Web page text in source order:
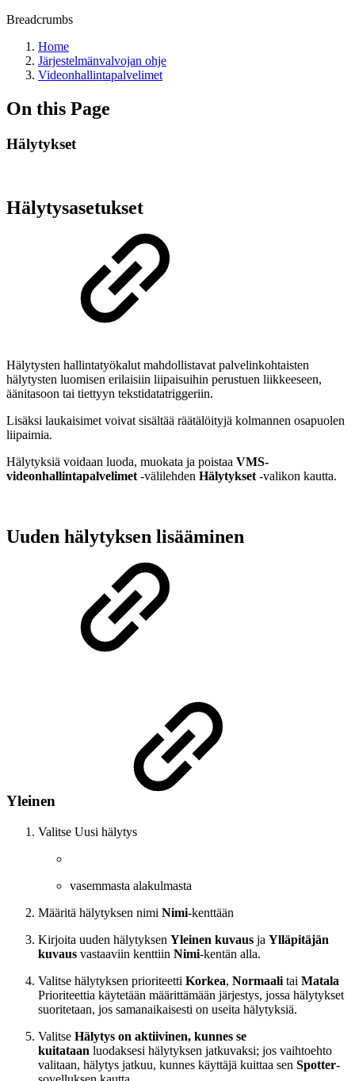
Breadcrumbs
Home
Järjestelmänvalvojan ohje
Videonhallintapalvelimet
On this Page
Hälytykset
Hälytysasetukset
Hälytysten hallintatyökalut mahdollistavat palvelinkohtaisten
hälytysten luomisen erilaisiin liipaisuihin perustuen liikkeeseen,
äänitasoon tai tiettyyn tekstidatatriggeriin.
Lisäksi laukaisimet voivat sisältää räätälöityjä kolmannen osapuolen
liipaimia.
Hälytyksiä voidaan luoda, muokata ja poistaa VMS-
videonhallintapalvelimet -välilehden Hälytykset -valikon kautta.
Uuden hälytyksen lisääminen
Yleinen
Valitse Uusi hälytys
vasemmasta alakulmasta
Määritä hälytyksen nimi Nimi-kenttään
Kirjoita uuden hälytyksen Yleinen kuvaus ja Ylläpitäjän
kuvaus vastaaviin kenttiin Nimi-kentän alla.
Valitse hälytyksen prioriteetti Korkea, Normaali tai Matala
Prioriteettia käytetään määrittämään järjestys, jossa hälytykset
suoritetaan, jos samanaikaisesti on useita hälytyksiä.
Valitse Hälytys on aktiivinen, kunnes se
kuitataan luodaksesi hälytyksen jatkuvaksi; jos vaihtoehto
valitaan, hälytys jatkuu, kunnes käyttäjä kuittaa sen Spotter-